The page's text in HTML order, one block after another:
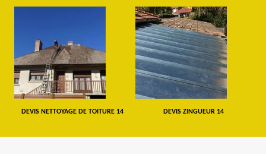
DEVIS NETTOYAGE DE TOITURE 14 DEVIS ZINGUEUR 14